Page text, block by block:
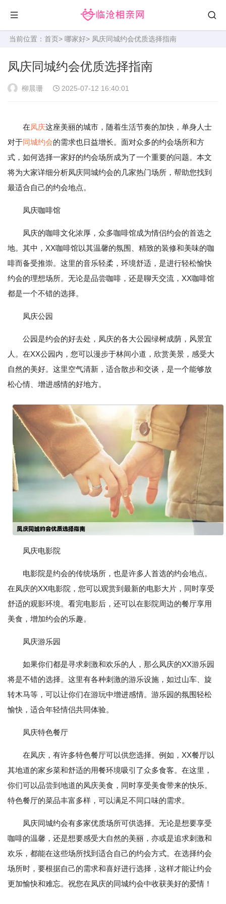
当前位置： 首页> 哪家好> 凤庆同城约会优质选择指南
凤庆同城约会优质选择指南
柳晨珊 2025-07-12 16:40:01
在凤庆这座美丽的城市，随着生活节奏的加快，单身人士
对于同城约会的需求也日益增长。面对众多的约会场所和方
式，如何选择一家好的约会场所成为了一个重要的问题。本文
将为大家详细分析凤庆同城约会的几家热门场所，帮助您找到
最适合自己的约会地点。
凤庆咖啡馆
凤庆的咖啡文化浓厚，众多咖啡馆成为情侣约会的首选之
地。其中，XX咖啡馆以其温馨的氛围、精致的装修和美味的咖
啡而备受推崇。这里的音乐轻柔，环境舒适，是进行轻松愉快
约会的理想场所。无论是品尝咖啡，还是聊天交流，XX咖啡馆
都是一个不错的选择。
凤庆公园
公园是约会的好去处，凤庆的各大公园绿树成荫，风景宜
人。在XX公园内，您可以漫步于林间小道，欣赏美景，感受大
自然的美好。这里空气清新，适合散步和交谈，是一个能够放
松心情、增进感情的好地方。
凤庆电影院
电影院是约会的传统场所，也是许多人首选的约会地点。
在凤庆的XX电影院，您可以观赏到最新的电影大片，同时享受
舒适的观影环境。看完电影后，还可以在影院周边的餐厅享用
美食，增加约会的乐趣。
凤庆游乐园
如果你们都是寻求刺激和欢乐的人，那么凤庆的XX游乐园
将是不错的选择。这里有各种刺激的游乐设施，如过山车、旋
转木马等，可以让你们在游玩中增进感情。游乐园的氛围轻松
愉快，适合年轻情侣共同体验。
凤庆特色餐厅
在凤庆，有许多特色餐厅可以供您选择。例如，XX餐厅以
其地道的家乡菜和舒适的用餐环境吸引了众多食客。在这里，
你们可以品尝到地道的凤庆美食，同时享受美食带来的快乐。
特色餐厅的菜品丰富多样，可以满足不同口味的需求。
凤庆同城约会有多家优质场所可供选择。无论是想要享受
咖啡的温馨，还是想要感受大自然的美丽，亦或是追求刺激和
欢乐，都能在这些场所找到适合自己的约会方式。在选择约会
场所时，要根据自己的需求和喜好进行选择，这样才能让约会
更加愉快和难忘。祝您在凤庆的同城约会中收获美好的爱情！